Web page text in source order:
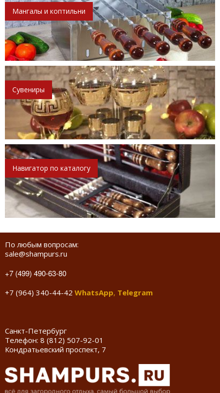
Мангалы и коптильни
Сувениры
Навигатор по каталогу
По любым вопросам:
sale@shampurs.ru
+7 (499) 490-63-80
+7 (964) 340-44-42 WhatsApp, Telegram
Санкт-Петербург
Телефон: 8 (812) 507-92-01
Кондратьевский проспект, 7